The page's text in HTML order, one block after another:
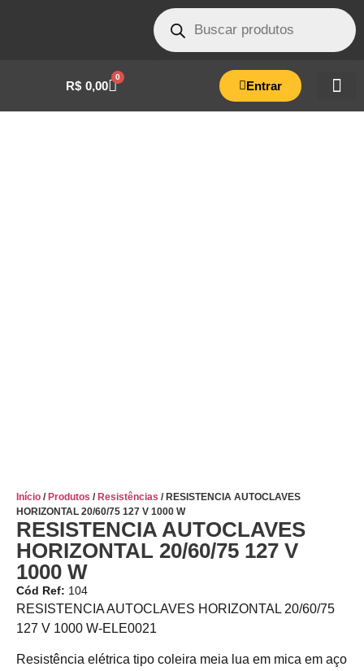
R$ 0,00
0
Entrar
Início / Produtos / Resistências / RESISTENCIA AUTOCLAVES
HORIZONTAL 20/60/75 127 V 1000 W
RESISTENCIA AUTOCLAVES
HORIZONTAL 20/60/75 127 V
1000 W
Cód Ref: 104
RESISTENCIA AUTOCLAVES HORIZONTAL 20/60/75
127 V 1000 W-ELE0021
Resistência elétrica tipo coleira meia lua em mica em aço